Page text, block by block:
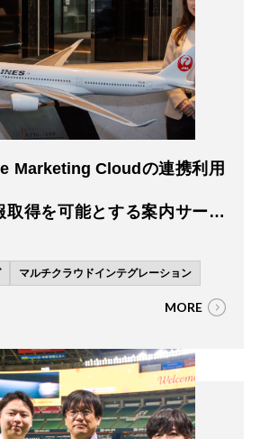
Marketing Cloudの連携利用
取得を可能とする案内サービ
マルチクラウドインテグレーション
MORE